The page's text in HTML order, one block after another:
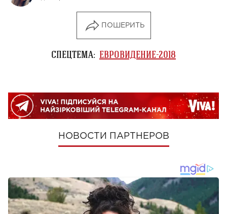
ПОШЕРИТЬ
СПЕЦТЕМА: ЕВРОВИДЕНИЕ-2018
НОВОСТИ ПАРТНЕРОВ